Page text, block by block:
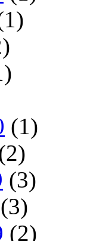
(1)
(3)
(3)
(2)